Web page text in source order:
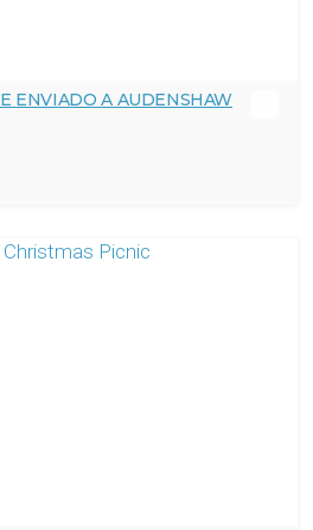
ENVIADO A AUDENSHAW